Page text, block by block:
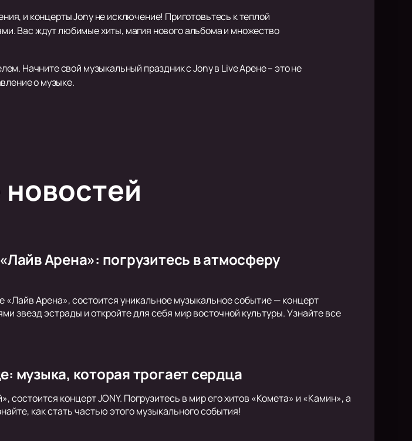
и концерты Jony не исключение! Приготовьтесь к теплой
Вас ждут любимые хиты, магия нового альбома и множество
Начните свой музыкальный праздник с Jony в Live Арене – это не
о музыке.
Арена»: погрузитесь в атмосферу
«Лайв Арена», состоится уникальное музыкальное событие — концерт
звезд эстрады и откройте для себя мир восточной культуры. Узнайте все
музыка, которая трогает сердца
концерт JONY. Погрузитесь в мир его хитов «Комета» и «Камин», а
как стать частью этого музыкального события!